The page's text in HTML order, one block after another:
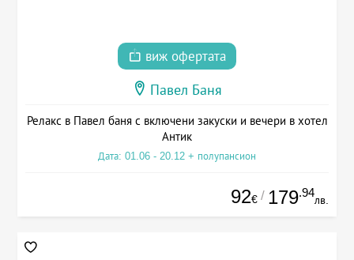
виж офертата
Павел Баня
Релакс в Павел баня с включени закуски и вечери в хотел
Антик
Дата: 01.06 - 20.12 + полупансион
92€ / 179.94
лв.